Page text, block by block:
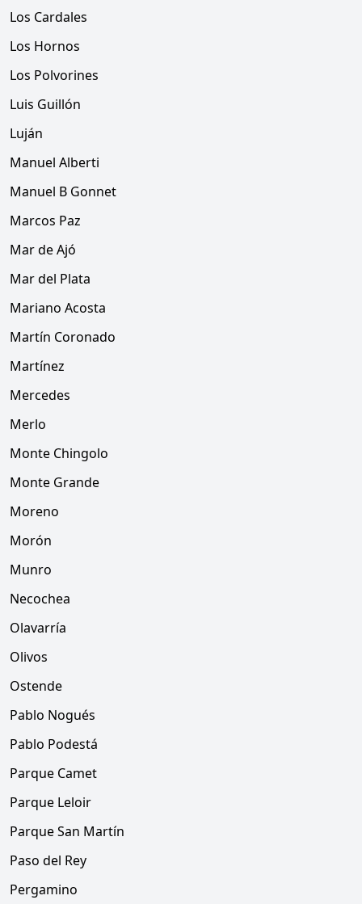
Los Cardales
Los Hornos
Los Polvorines
Luis Guillón
Luján
Manuel Alberti
Manuel B Gonnet
Marcos Paz
Mar de Ajó
Mar del Plata
Mariano Acosta
Martín Coronado
Martínez
Mercedes
Merlo
Monte Chingolo
Monte Grande
Moreno
Morón
Munro
Necochea
Olavarría
Olivos
Ostende
Pablo Nogués
Pablo Podestá
Parque Camet
Parque Leloir
Parque San Martín
Paso del Rey
Pergamino